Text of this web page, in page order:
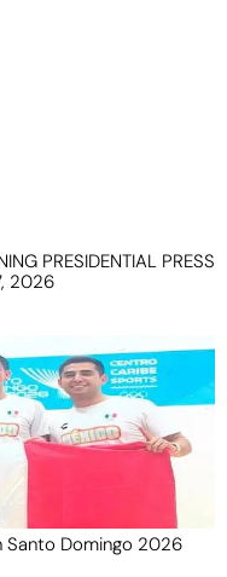
PRESIDENTIAL PRESS
2026
Santo Domingo 2026